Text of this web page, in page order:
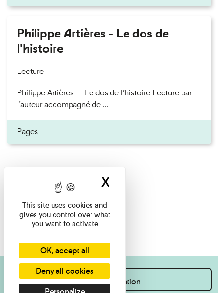
Philippe Artières - Le dos de
l'histoire
Lecture
Philippe Artières — Le dos de l’histoire Lecture par
l’auteur accompagné de ...
Pages
I want information
This site uses cookies and
gives you control over what
you want to activate
OK, accept all
Deny all cookies
X